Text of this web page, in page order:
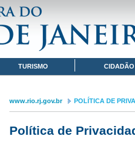
TURISMO CIDADÃO
www.rio.rj.gov.br POLÍTICA DE
Política de